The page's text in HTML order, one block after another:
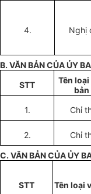
4. Nghị
B. VĂN BẢN CỦA ỦY
STT
Tên loại
bản
1. Chỉ
2.
Chỉ
C. VĂN BẢN CỦA ỦY
STT Tên loại